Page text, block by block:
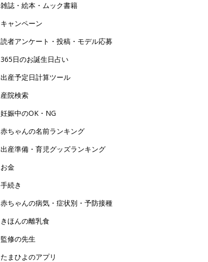
雑誌・絵本・ムック書籍
キャンペーン
読者アンケート・投稿・モデル応募
365日のお誕生日占い
出産予定日計算ツール
産院検索
妊娠中のOK・NG
赤ちゃんの名前ランキング
出産準備・育児グッズランキング
お金
手続き
赤ちゃんの病気・症状別・予防接種
きほんの離乳食
監修の先生
たまひよのアプリ